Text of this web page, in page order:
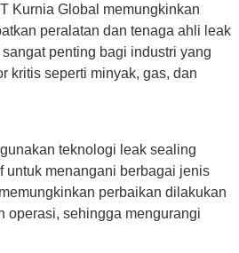
Kurnia Global memungkinkan
peralatan dan tenaga ahli leak
penting bagi industri yang
kritis seperti minyak, gas, dan
teknologi leak sealing
untuk menangani berbagai jenis
perbaikan dilakukan
operasi, sehingga mengurangi